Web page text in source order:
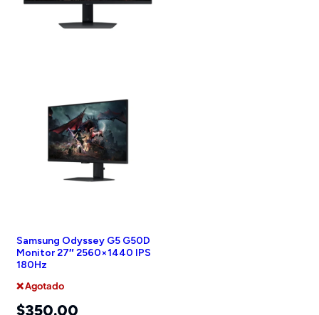
Samsung Odyssey G5 G50D
Monitor 27″ 2560×1440 IPS
180Hz
❌ Agotado
$350.00